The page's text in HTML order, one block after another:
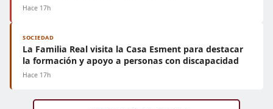
Hace 17h
SOCIEDAD
La Familia Real visita la Casa Esment para destacar
la formación y apoyo a personas con discapacidad
Hace 17h